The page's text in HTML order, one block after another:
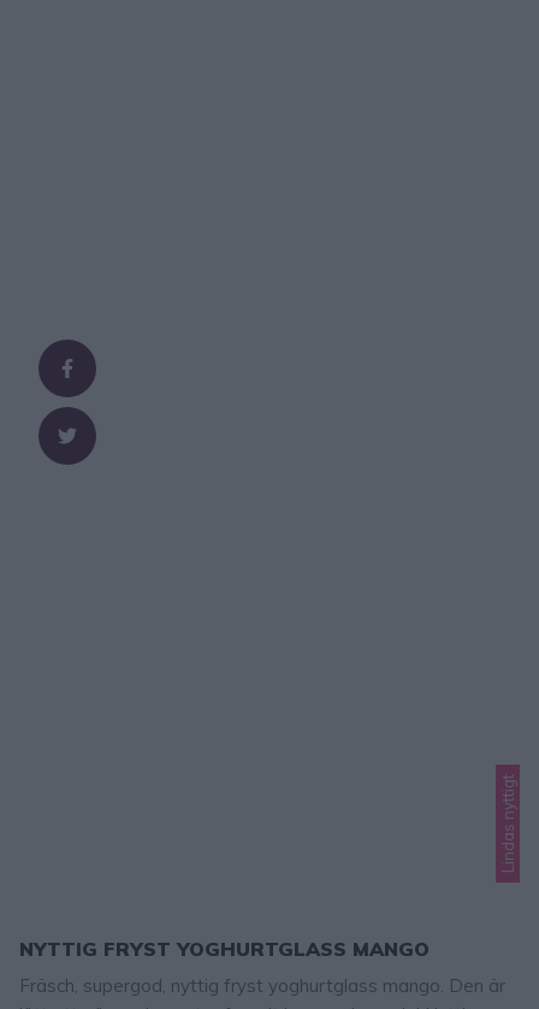
Lindas nyttigt
NYTTIG FRYST YOGHURTGLASS MANGO
Fräsch, supergod, nyttig fryst yoghurtglass mango. Den är